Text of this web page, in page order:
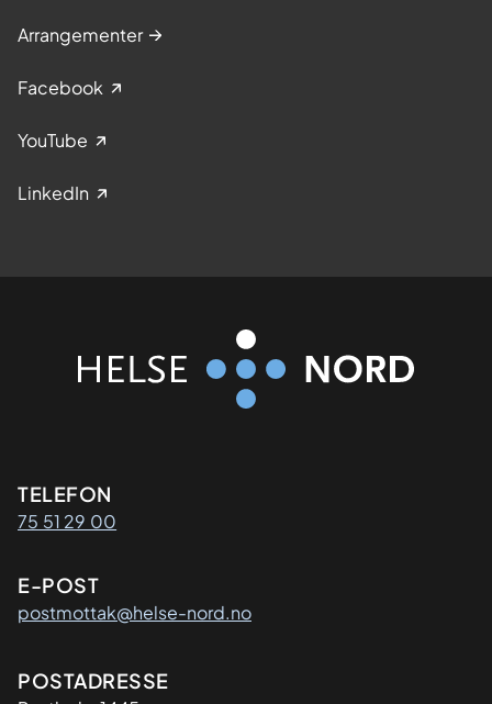
Arrangementer
Facebook
YouTube
LinkedIn
Kontaktinformasjon
TELEFON
75 51 29 00
E-POST
postmottak@helse-nord.no
Adresse
POSTADRESSE